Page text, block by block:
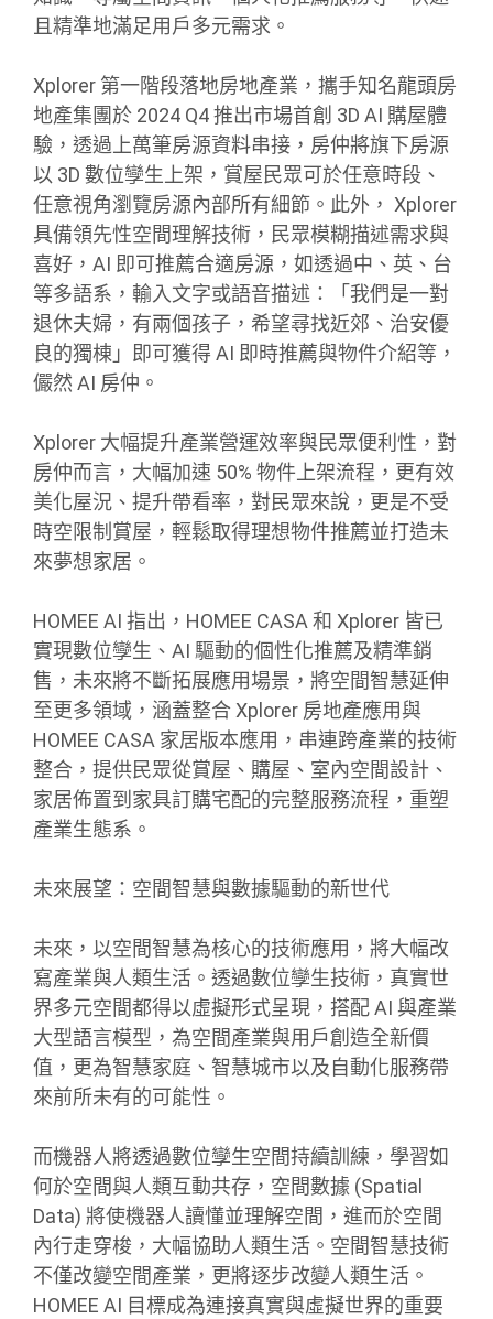
且精準地滿足用戶多元需求。
Xplorer 第一階段落地房地產業，攜手知名龍頭房
地產集團於 2024 Q4 推出市場首創 3D AI 購屋體
驗，透過上萬筆房源資料串接，房仲將旗下房源
以 3D 數位孿生上架，賞屋民眾可於任意時段、
任意視角瀏覽房源內部所有細節。此外， Xplorer
具備領先性空間理解技術，民眾模糊描述需求與
喜好，AI 即可推薦合適房源，如透過中、英、台
等多語系，輸入文字或語音描述：「我們是一對
退休夫婦，有兩個孩子，希望尋找近郊、治安優
良的獨棟」即可獲得 AI 即時推薦與物件介紹等，
儼然 AI 房仲。
Xplorer 大幅提升產業營運效率與民眾便利性，對
房仲而言，大幅加速 50% 物件上架流程，更有效
美化屋況、提升帶看率，對民眾來說，更是不受
時空限制賞屋，輕鬆取得理想物件推薦並打造未
來夢想家居。
HOMEE AI 指出，HOMEE CASA 和 Xplorer 皆已
實現數位孿生、AI 驅動的個性化推薦及精準銷
售，未來將不斷拓展應用場景，將空間智慧延伸
至更多領域，涵蓋整合 Xplorer 房地產應用與
HOMEE CASA 家居版本應用，串連跨產業的技術
整合，提供民眾從賞屋、購屋、室內空間設計、
家居佈置到家具訂購宅配的完整服務流程，重塑
產業生態系。
未來展望：空間智慧與數據驅動的新世代
未來，以空間智慧為核心的技術應用，將大幅改
寫產業與人類生活。透過數位孿生技術，真實世
界多元空間都得以虛擬形式呈現，搭配 AI 與產業
大型語言模型，為空間產業與用戶創造全新價
值，更為智慧家庭、智慧城市以及自動化服務帶
來前所未有的可能性。
而機器人將透過數位孿生空間持續訓練，學習如
何於空間與人類互動共存，空間數據 (Spatial
Data) 將使機器人讀懂並理解空間，進而於空間
內行走穿梭，大幅協助人類生活。空間智慧技術
不僅改變空間產業，更將逐步改變人類生活。
HOMEE AI 目標成為連接真實與虛擬世界的重要